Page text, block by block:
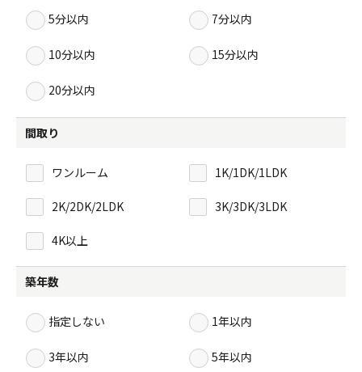
5分以内 7分以内
10分以内 15分以内
20分以内
間取り
ワンルーム 1K/1DK/1LDK
2K/2DK/2LDK 3K/3DK/3LDK
4K以上
築年数
指定しない 1年以内
3年以内 5年以内